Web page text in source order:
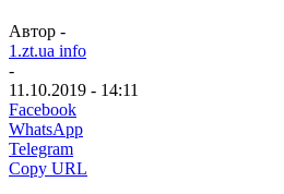
Автор -
1.zt.ua info
-
11.10.2019 - 14:11
Facebook
WhatsApp
Telegram
Copy URL